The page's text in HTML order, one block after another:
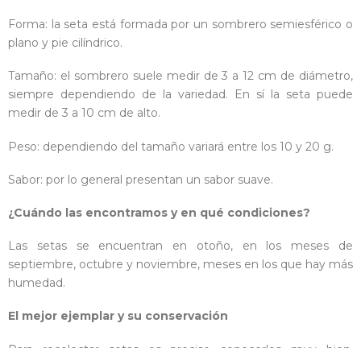
Forma: la seta está formada por un sombrero semiesférico o
plano y pie cilíndrico.
Tamaño: el sombrero suele medir de 3 a 12 cm de diámetro,
siempre dependiendo de la variedad. En sí la seta puede
medir de 3 a 10 cm de alto.
Peso: dependiendo del tamaño variará entre los 10 y 20 g.
Sabor: por lo general presentan un sabor suave.
¿Cuándo las encontramos y en qué condiciones?
Las setas se encuentran en otoño, en los meses de
septiembre, octubre y noviembre, meses en los que hay más
humedad.
El mejor ejemplar y su conservación